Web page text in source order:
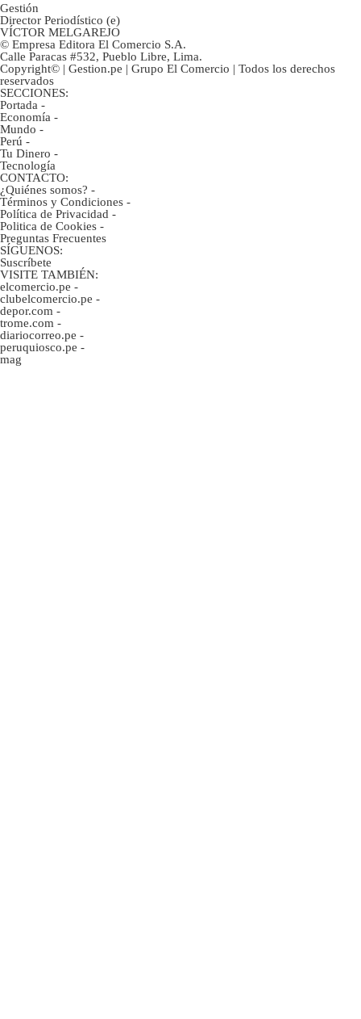
Gestión
Director Periodístico (e)
VÍCTOR MELGAREJO
© Empresa Editora El Comercio S.A.
Calle Paracas #532, Pueblo Libre, Lima.
Copyright© | Gestion.pe | Grupo El Comercio | Todos los derechos
reservados
SECCIONES:
Portada -
Economía -
Mundo -
Perú -
Tu Dinero -
Tecnología
CONTACTO:
¿Quiénes somos? -
Términos y Condiciones -
Política de Privacidad -
Politica de Cookies -
Preguntas Frecuentes
SÍGUENOS:
Suscríbete
VISITE TAMBIÉN:
elcomercio.pe -
clubelcomercio.pe -
depor.com -
trome.com -
diariocorreo.pe -
peruquiosco.pe -
mag